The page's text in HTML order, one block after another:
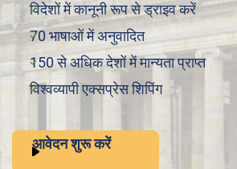
विदेशों में कानूनी रूप से ड्राइव करें
70 भाषाओं में अनुवादित
150 से अधिक देशों में मान्यता प्राप्त
विश्वव्यापी एक्सप्रेस शिपिंग
आवेदन शुरू करें